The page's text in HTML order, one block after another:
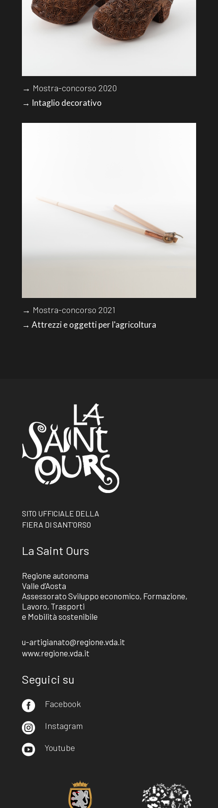
→ Mostra-concorso 2020
→ Intaglio decorativo
→ Mostra-concorso 2021
→ Attrezzi e oggetti per l'agricoltura
SITO UFFICIALE DELLA
FIERA DI SANT’ORSO
La Saint Ours
Regione autonoma
Valle d’Aosta
Assessorato Sviluppo economico, Formazione,
Lavoro, Trasporti
e Mobilità sostenibile
u-artigianato@regione.vda.it
www.regione.vda.it
Seguici su
 Facebook
 Instagram
 Youtube